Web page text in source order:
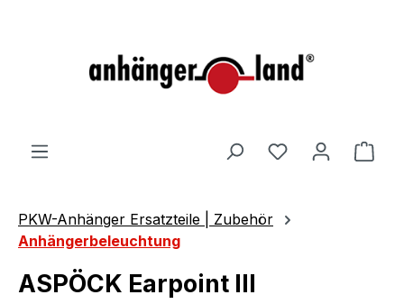
PKW-Anhänger Ersatzteile | Zubehör
Anhängerbeleuchtung
ASPÖCK Earpoint III